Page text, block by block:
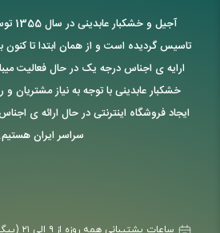
آجیل
تاسیس گردیده است و از همان ابتدا تا
ارایه ی اجناس درجه یک در حال فعالیت
خشکبار عابدینی با توجه به نیاز مشتریان و
ایجاد فروشگاه اینترنتی در حال ارائه ی
سراسر ایران هستیم.